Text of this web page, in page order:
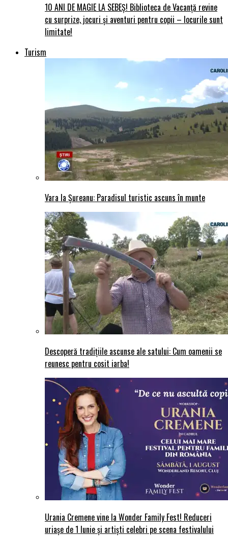
10 ANI DE MAGIE LA SEBEȘ! Biblioteca de Vacanță revine
cu surprize, jocuri și aventuri pentru copii – locurile sunt
limitate!
Turism
Vara la Șureanu: Paradisul turistic ascuns în munte
Descoperă tradițiile ascunse ale satului: Cum oamenii se
reunesc pentru cosit iarba!
Urania Cremene vine la Wonder Family Fest! Reduceri
uriașe de 1 Iunie și artiști celebri pe scena festivalului